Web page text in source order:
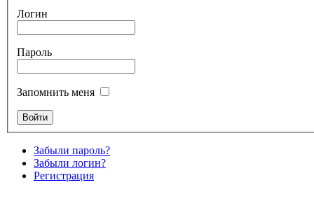
Логин
Пароль
Запомнить меня
Забыли пароль?
Забыли логин?
Регистрация